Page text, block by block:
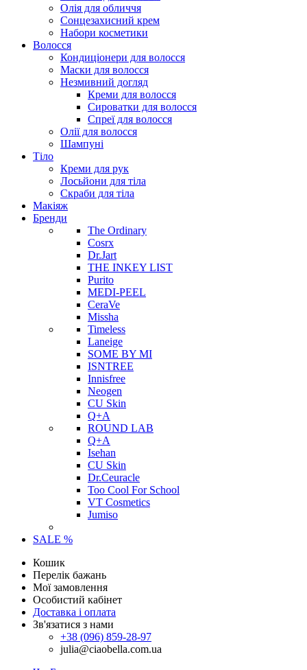
Олія для обличчя
Сонцезахисний крем
Набори косметики
Волосся
Кондиціонери для волосся
Маски для волосся
Незмивний догляд
Креми для волосся
Сироватки для волосся
Спреї для волосся
Олії для волосся
Шампуні
Тіло
Креми для рук
Лосьйони для тіла
Скраби для тіла
Макіяж
Бренди
The Ordinary
Cosrx
Dr.Jart
THE INKEY LIST
Purito
MEDI-PEEL
CeraVe
Missha
Timeless
Laneige
SOME BY MI
ISNTREE
Innisfree
Neogen
CU Skin
Q+A
ROUND LAB
Q+A
Isehan
CU Skin
Dr.Ceuracle
Too Cool For School
VT Cosmetics
Jumiso
SALE %
Кошик
Перелік бажань
Мої замовлення
Особистий кабінет
Доставка і оплата
Зв'язатися з нами
+38 (096) 859-28-97
julia@ciaobella.com.ua